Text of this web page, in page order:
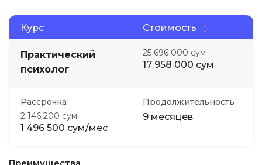
Курс Стоимость
Практический
психолог
25 696 000 сум
17 958 000 сум
Рассрочка
2 146 200 сум
1 496 500 сум/мес
Продолжительность
9 месяцев